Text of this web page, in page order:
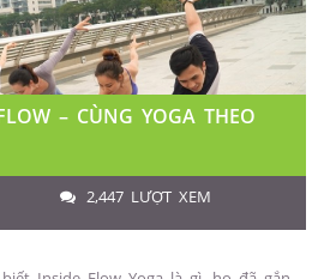
– CÙNG YOGA THEO
2,447 LƯỢT XEM